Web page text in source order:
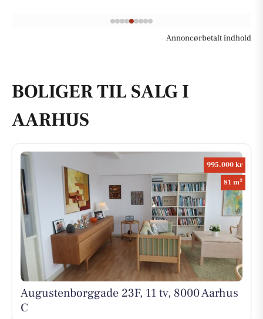
Annoncørbetalt indhold
BOLIGER TIL SALG I
AARHUS
995.000 kr
81 m2
Augustenborggade 23F, 11 tv, 8000 Aarhus
C